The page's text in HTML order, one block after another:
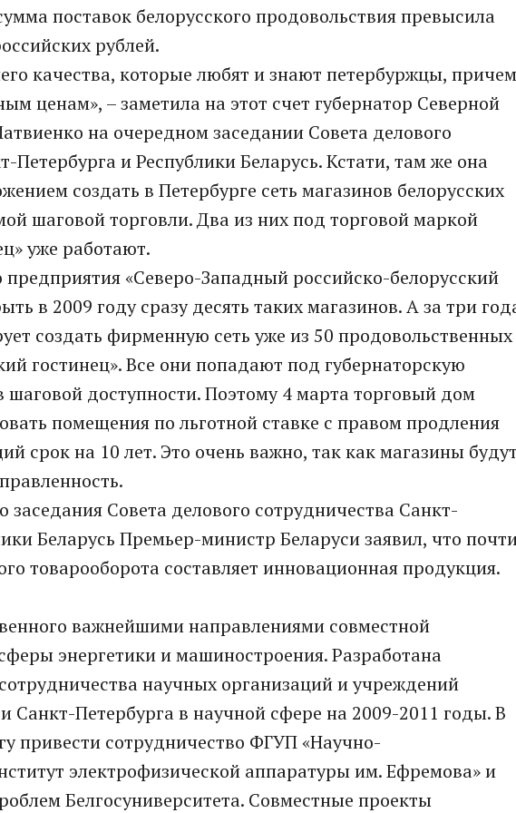
поставок белорусского продовольствия превысила
рублей.
качества, которые любят и знают петербуржцы, причем
ценам», – заметила на этот счет губернатор Северной
на очередном заседании Совета делового
Петербурга и Республики Беларусь. Кстати, там же она
создать в Петербурге сеть магазинов белорусских
шаговой торговли. Два из них под торговой маркой
уже работают.
предприятия «Северо-Западный российско-белорусский
в 2009 году сразу десять таких магазинов. А за три
создать фирменную сеть уже из 50 продовольственных
гостинец». Все они попадают под губернаторскую
доступности. Поэтому 4 марта торговый дом
помещения по льготной ставке с правом продления
срок на 10 лет. Это очень важно, так как магазины будут
заседания Совета делового сотрудничества Санкт-
Беларусь Премьер-министр Беларуси заявил, что
товарооборота составляет инновационная продукция.
важнейшими направлениями совместной
энергетики и машиностроения. Разработана
научных организаций и учреждений
Санкт-Петербурга в научной сфере на 2009-2011 годы. В
привести сотрудничество ФГУП «Научно-
электрофизической аппаратуры им. Ефремова» и
Белгосуниверситета. Совместные проекты